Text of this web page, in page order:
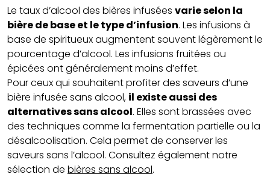
Le taux d’alcool des bières infusées varie selon la
bière de base et le type d’infusion. Les infusions à
base de spiritueux augmentent souvent légèrement le
pourcentage d’alcool. Les infusions fruitées ou
épicées ont généralement moins d’effet.
Pour ceux qui souhaitent profiter des saveurs d’une
bière infusée sans alcool, il existe aussi des
alternatives sans alcool. Elles sont brassées avec
des techniques comme la fermentation partielle ou la
désalcoolisation. Cela permet de conserver les
saveurs sans l’alcool. Consultez également notre
sélection de bières sans alcool.